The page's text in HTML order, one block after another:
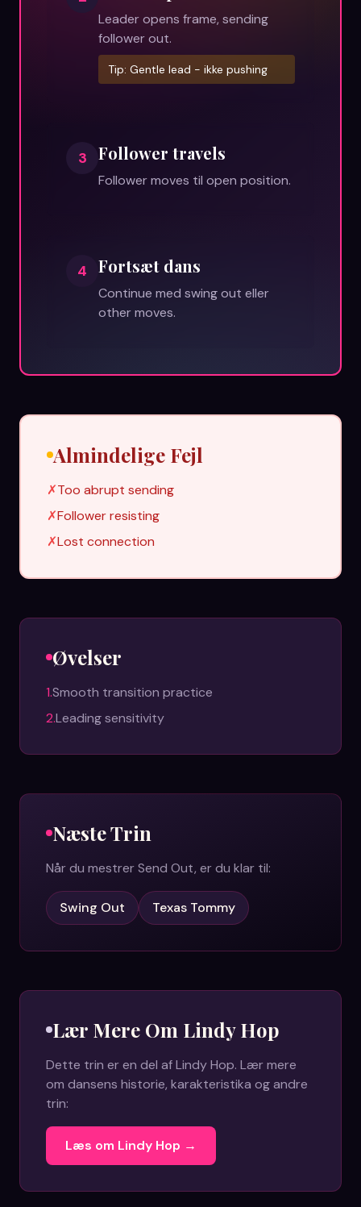
Leader opens frame, sending
follower out.
Tip: Gentle lead - ikke pushing
3 Follower travels
Follower moves til open position.
4 Fortsæt dans
Continue med swing out eller
other moves.
Almindelige Fejl
✗Too abrupt sending
✗Follower resisting
✗Lost connection
Øvelser
1.Smooth transition practice
2.Leading sensitivity
Næste Trin
Når du mestrerSend Out, er du klar til:
Swing Out Texas Tommy
Lær Mere Om Lindy Hop
Dette trin er en del afLindy Hop. Lær mere
om dansens historie, karakteristika og andre
trin:
Læs om Lindy Hop →